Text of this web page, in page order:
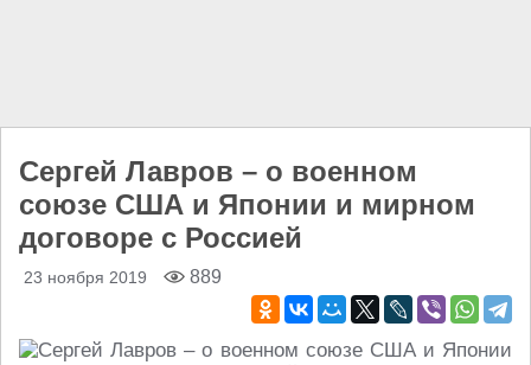
Сергей Лавров – о военном
союзе США и Японии и мирном
договоре с Россией
23 ноября 2019 889